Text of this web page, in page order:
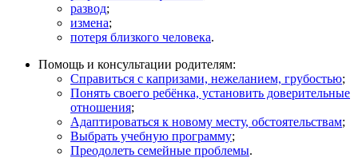
развод;
измена;
потеря близкого человека.
Помощь и консультации родителям:
Справиться с капризами, нежеланием, грубостью;
Понять своего ребёнка, установить доверительные
отношения;
Адаптироваться к новому месту, обстоятельствам;
Выбрать учебную программу;
Преодолеть семейные проблемы.